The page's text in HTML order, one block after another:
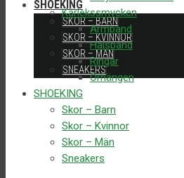
SHOEKING
SKOR – BARN
SKOR – KVINNOR
SKOR – MÄN
SNEAKERS
Kärlekssmycken
Armband
Halsband
Ringar
Örhängen
SHOEKING
Skor – Barn
Skor – Kvinnor
Skor – Män
Sneakers